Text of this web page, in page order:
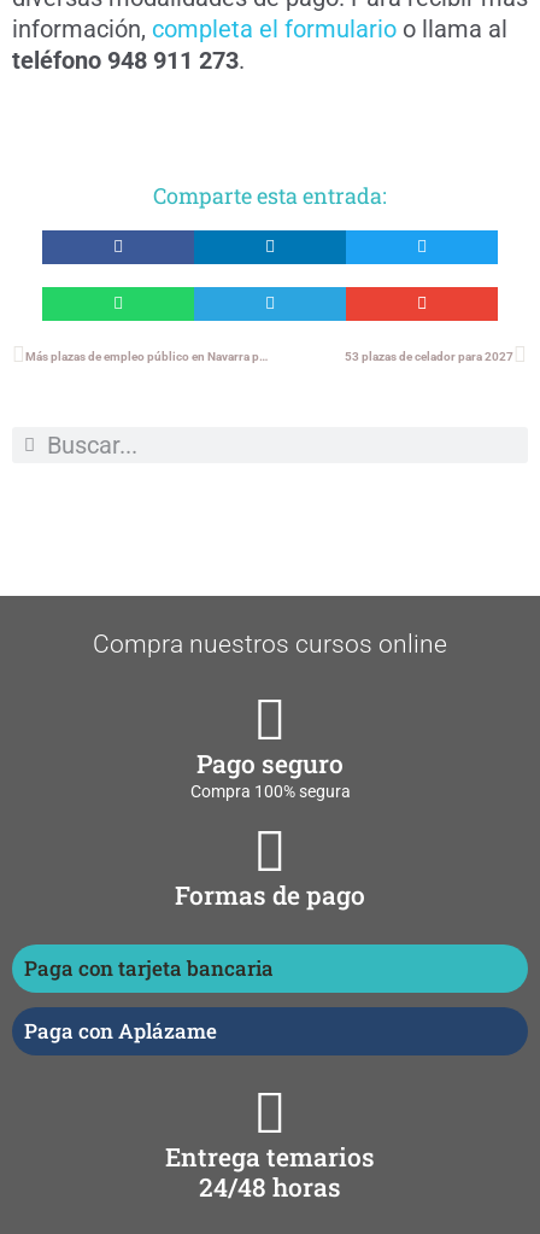
información, completa el formulario o llama al
teléfono 948 911 273.
Comparte esta entrada:
Más plazas de empleo público en Navarra para 2026 53 plazas de celador para 2027
Compra nuestros cursos online
Pago seguro
Compra 100% segura
Formas de pago
Paga con tarjeta bancaria
Paga con Aplázame
Entrega temarios
24/48 horas